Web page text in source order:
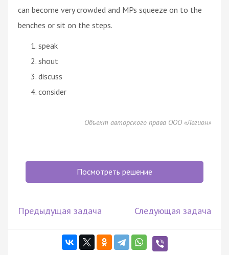
can become very crowded and MPs squeeze on to the
benches or sit on the steps.
speak
shout
discuss
consider
Объект авторского права ООО «Легион»
Посмотреть решение
Предыдущая задача Следующая задача